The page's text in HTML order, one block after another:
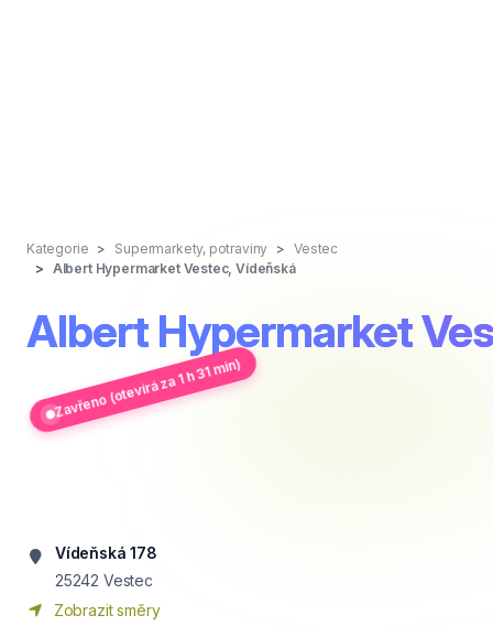
Kategorie Supermarkety, potraviny
Vestec
Albert Hypermarket Vestec, Vídeňská
Albert Hypermarket
Zavřeno (otevírá za 1 h 31 min)
Vídeňská 178
25242 Vestec
Zobrazit směry